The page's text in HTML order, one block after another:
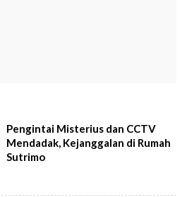
Pengintai Misterius dan CCTV
Mendadak, Kejanggalan di Rumah
Sutrimo